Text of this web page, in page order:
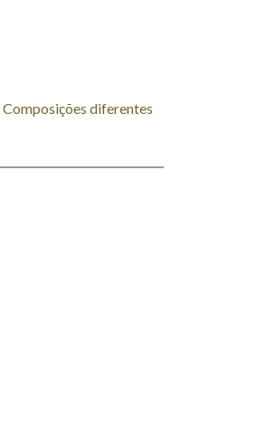
Composições diferentes